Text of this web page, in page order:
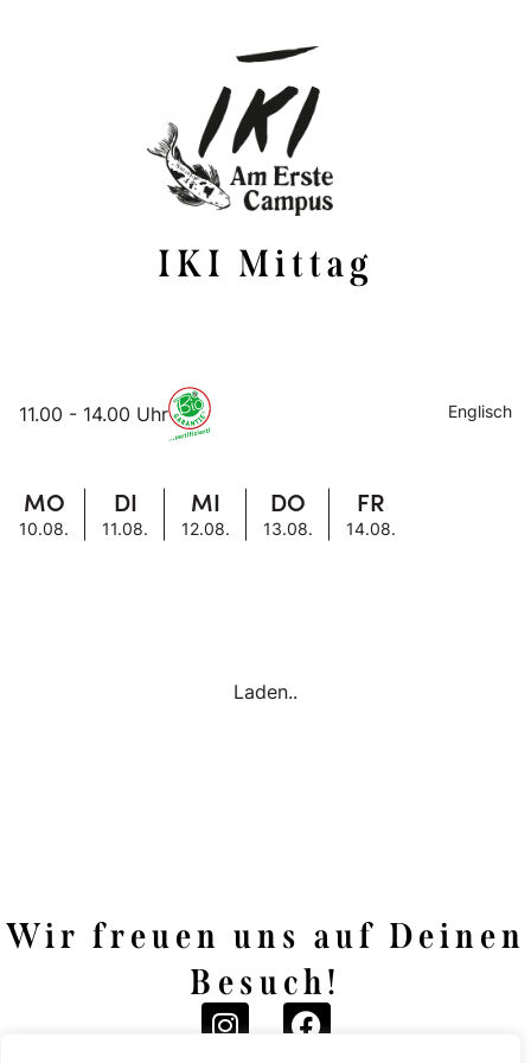
IKI Mittag
Wir freuen uns auf Deinen
Besuch!